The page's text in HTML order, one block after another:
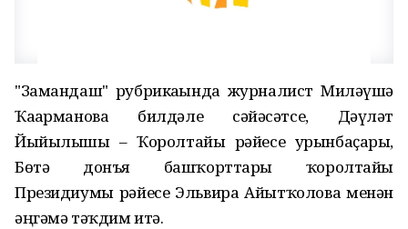
"Замандаш" рубрикаһында журналист Миләүшә
Ҡаһарманова билдәле сәйәсәтсе, Дәүләт
Йыйылышы – Ҡоролтайы рәйесе урынбаҫары,
Бөтә донъя башҡорттары ҡоролтайы
Президиумы рәйесе Эльвира Айытҡолова менән
әңгәмә тәҡдим итә.